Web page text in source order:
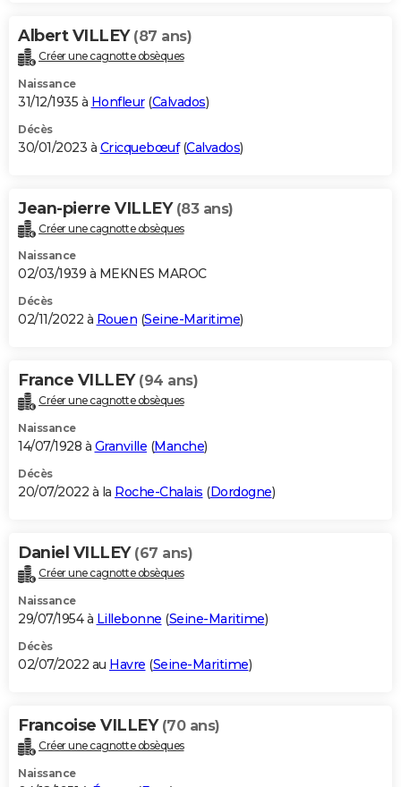
Albert VILLEY (87 ans)
Créer une cagnotte obsèques
Naissance
31/12/1935 à Honfleur(Calvados)
Décès
30/01/2023 à Cricquebœuf(Calvados)
Jean-pierre VILLEY (83 ans)
Créer une cagnotte obsèques
Naissance
02/03/1939 à MEKNES MAROC
Décès
02/11/2022 à Rouen (Seine-Maritime)
France VILLEY (94 ans)
Créer une cagnotte obsèques
Naissance
14/07/1928 à Granville (Manche)
Décès
20/07/2022 à la Roche-Chalais (Dordogne)
Daniel VILLEY (67 ans)
Créer une cagnotte obsèques
Naissance
29/07/1954 à Lillebonne (Seine-Maritime)
Décès
02/07/2022 au Havre (Seine-Maritime)
Francoise VILLEY (70 ans)
Créer une cagnotte obsèques
Naissance